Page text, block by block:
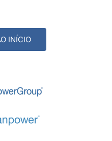
INÍCIO